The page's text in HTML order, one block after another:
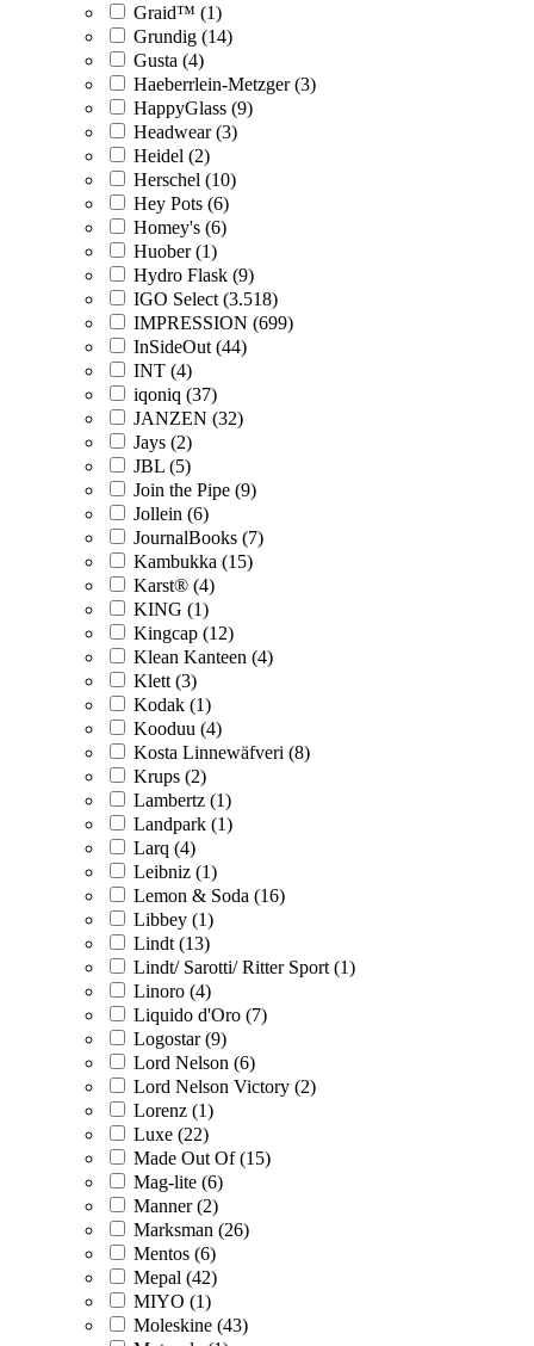
Graid™ (1)
Grundig (14)
Gusta (4)
Haeberrlein-Metzger (3)
HappyGlass (9)
Headwear (3)
Heidel (2)
Herschel (10)
Hey Pots (6)
Homey's (6)
Huober (1)
Hydro Flask (9)
IGO Select (3.518)
IMPRESSION (699)
InSideOut (44)
INT (4)
iqoniq (37)
JANZEN (32)
Jays (2)
JBL (5)
Join the Pipe (9)
Jollein (6)
JournalBooks (7)
Kambukka (15)
Karst® (4)
KING (1)
Kingcap (12)
Klean Kanteen (4)
Klett (3)
Kodak (1)
Kooduu (4)
Kosta Linnewäfveri (8)
Krups (2)
Lambertz (1)
Landpark (1)
Larq (4)
Leibniz (1)
Lemon & Soda (16)
Libbey (1)
Lindt (13)
Lindt/ Sarotti/ Ritter Sport (1)
Linoro (4)
Liquido d'Oro (7)
Logostar (9)
Lord Nelson (6)
Lord Nelson Victory (2)
Lorenz (1)
Luxe (22)
Made Out Of (15)
Mag-lite (6)
Manner (2)
Marksman (26)
Mentos (6)
Mepal (42)
MIYO (1)
Moleskine (43)